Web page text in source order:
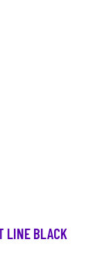
LINE BLACK